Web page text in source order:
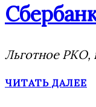
Льготное РКО,
ЧИТАТЬ ДАЛЕЕ